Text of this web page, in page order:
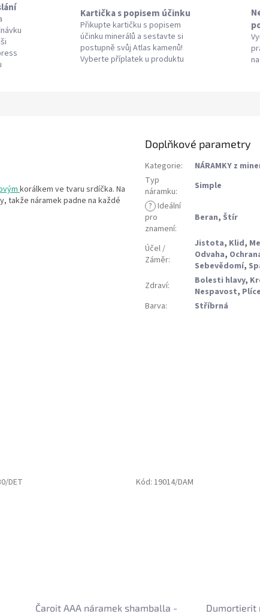
Kartička s popisem účinku
Přikupte kartičku s popisem
účinku minerálů a sestavte si
postupně svůj Atlas kamenů!
Vyberte příplatek u produktu
korálkem ve tvaru srdíčka. Na
takže náramek padne na každé
Doplňkové parametry
Kategorie:
NÁRAMKY z
Typ
náramku:
Simple
? Ideální
pro
znamení:
Beran, Štír
Účel /
Záměr:
Jistota, Klid,
Odvaha,
Sebevědomí,
Zdraví: Bolesti hlavy,
Nespavost, Plíce
Barva: Stříbrná
DET
Čaroit AAA náramek shamballa -
Kód: 19014/DAM
Dumortierit